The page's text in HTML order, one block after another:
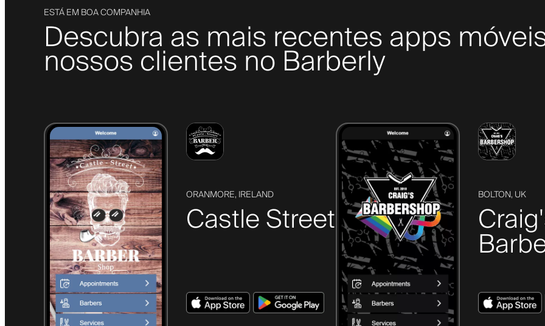
ESTÁ EM BOA COMPANHIA
Descubra as mais recentes apps
nossos clientes no Barberly
ORANMORE, IRELAND
Castle Street
BOLTON, UK